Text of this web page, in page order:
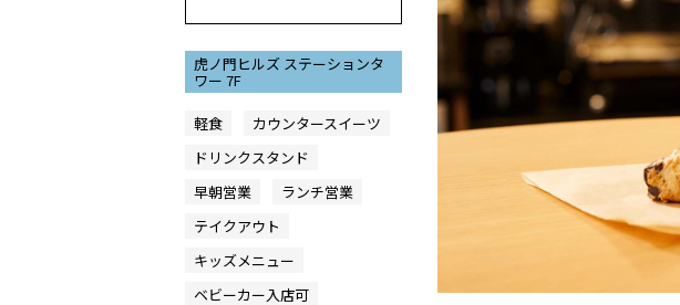
虎ノ門ヒルズ ステーションタ
ワー 7F
軽食
カウンタースイーツ
ドリンクスタンド
早朝営業
ランチ営業
テイクアウト
キッズメニュー
ベビーカー入店可